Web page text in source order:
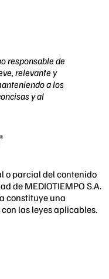
responsable de
relevante y
a los
y al
o parcial del contenido
de MEDIOTIEMPO S.A.
constituye una
las leyes aplicables.